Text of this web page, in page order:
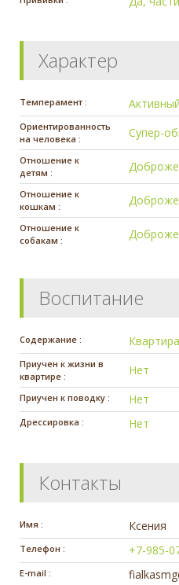
Характер
Темперамент : Активный
Ориентированность
на человека :
Супер-
Отношение к
детям :
Отношение к
кошкам :
Отношение к
собакам :
Воспитание
Содержание : Квартира
Приучен к жизни в
квартире :
Нет
Приучен к поводку : Нет
Дрессировка : Нет
Контакты
Имя : Ксения
Телефон : +7-985-
E-mail :